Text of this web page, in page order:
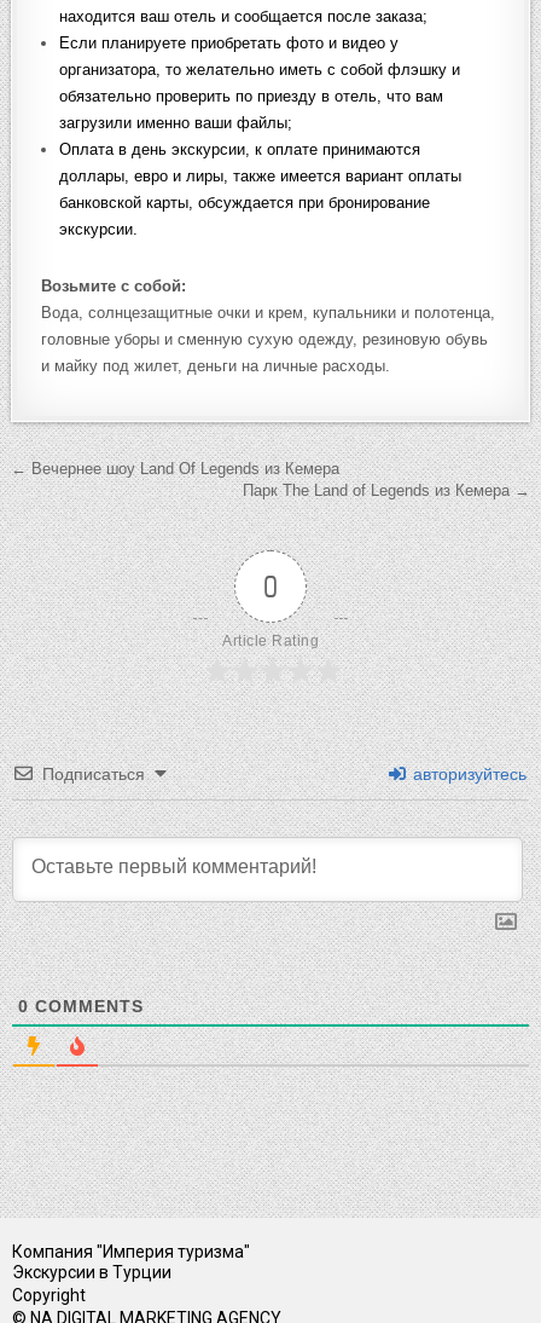
находится ваш отель и сообщается после заказа;
Если планируете приобретать фото и видео у
организатора, то желательно иметь с собой флэшку и
обязательно проверить по приезду в отель, что вам
загрузили именно ваши файлы;
Оплата в день экскурсии, к оплате принимаются
доллары, евро и лиры, также имеется вариант оплаты
банковской карты, обсуждается при бронирование
экскурсии.
Возьмите с собой:
Вода, солнцезащитные очки и крем, купальники и полотенца,
головные уборы и сменную сухую одежду, резиновую обувь
и майку под жилет, деньги на личные расходы.
Навигация
по
записям
← Вечернее шоу Land Of Legends из Кемера
Парк The Land of Legends из Кемера →
0
Article Rating
Подписаться авторизуйтесь
0COMMENTS
Компания "Империя туризма"
Экскурсии в Турции
Copyright
© NA DIGITAL MARKETING AGENCY